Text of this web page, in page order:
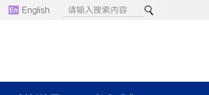
English